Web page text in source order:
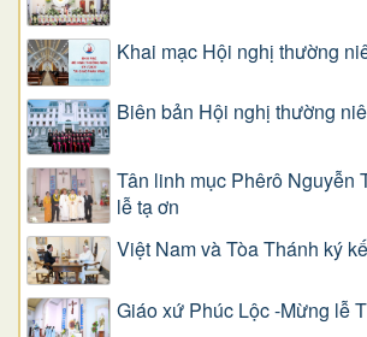
Khai mạc Hội nghị thường
Biên bản Hội nghị thường
Tân linh mục Phêrô Nguyễn
lễ tạ ơn
Việt Nam và Tòa Thánh ký
Giáo xứ Phúc Lộc -Mừng lễ